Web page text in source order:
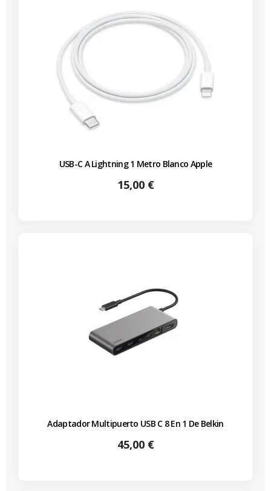
USB-C A Lightning 1 Metro Blanco Apple
Precio
15,00 €
Adaptador Multipuerto USB C 8 En 1 De Belkin
Precio
45,00 €